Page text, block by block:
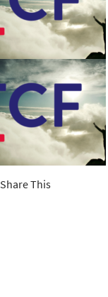
Share This